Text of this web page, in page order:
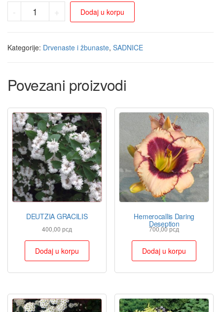
- + Dodaj u korpu
Kategorije: Drvenaste i žbunaste, SADNICE
Povezani proizvodi
DEUTZIA GRACILIS
400,00 рсд
Dodaj u korpu
Hemerocallis Daring
Deseption
700,00рсд
Dodaj u korpu